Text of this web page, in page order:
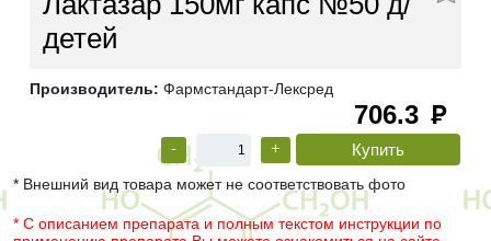
детей
Производитель: Фармстандарт-Лексред
706.3 руб
- +
* Внешний вид товара может не соответствовать фото
* С описанием препарата и полным текстом инструкции по